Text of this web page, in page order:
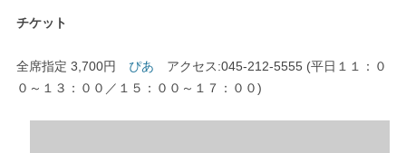
チケット
全席指定 3,700円 ぴあ アクセス:045-212-5555 (平日１１：０
０～１３：００／１５：００～１７：００)